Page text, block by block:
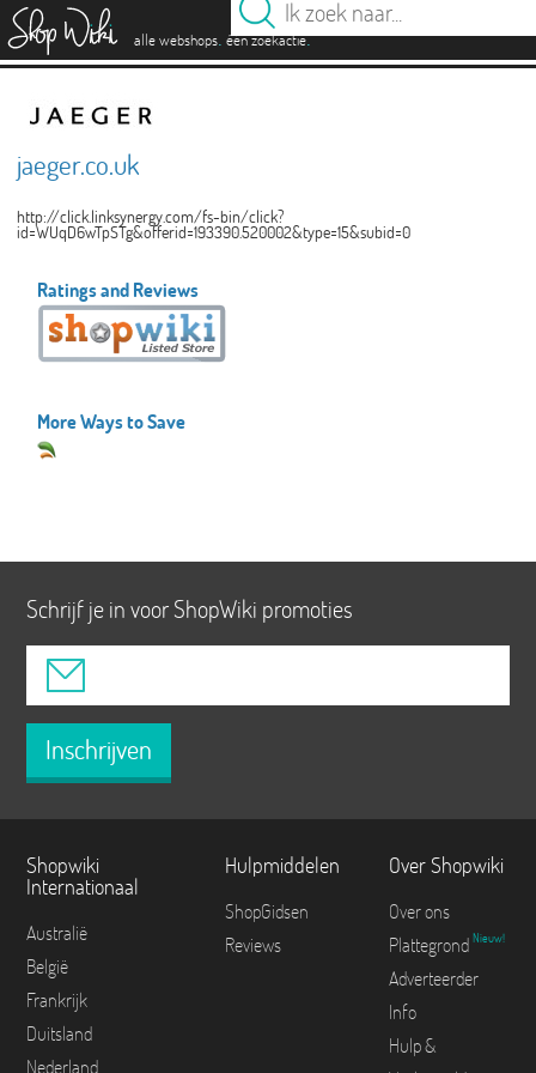
alle webshops. één zoekactie.
jaeger.co.uk
http://click.linksynergy.com/fs-bin/click?
id=WUqD6wTpSTg&offerid=193390.520002&type=15&subid=0
Ratings and Reviews
More Ways to Save
Schrijf je in voor ShopWiki promoties
Inschrijven
Shopwiki
Internationaal
Australië
België
Frankrijk
Duitsland
Nederland
Hulpmiddelen
ShopGidsen
Reviews
Over Shopwiki
Over ons
Plattegrond Nieuw!
Adverteerder
Info
Hulp &